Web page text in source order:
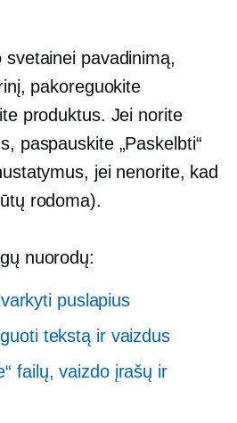
pavadinimą,
pakoreguokite
produktus. Jei norite
paspauskite „Paskelbti“
jei nenorite, kad
rodoma).
nuorodų:
puslapius
tekstą ir vaizdus
failų, vaizdo įrašų ir